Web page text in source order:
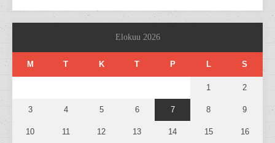
Elokuu 2026
M T K T P L S
1 2
3 4 5 6 7 8 9
10 11 12 13 14 15 16